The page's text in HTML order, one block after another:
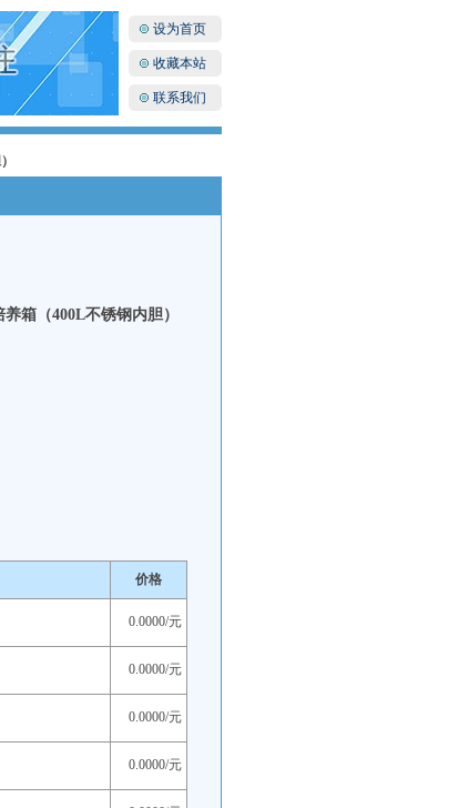
设为首页
收藏本站
联系我们
箱（400L不锈钢内胆）
价格
0.0000/元
0.0000/元
0.0000/元
0.0000/元